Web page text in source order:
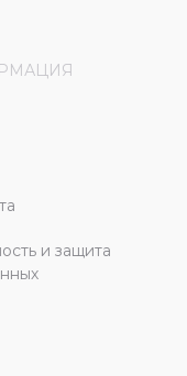
и защита